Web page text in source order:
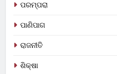
ପରମ୍ପରା
ପାଣିପାଗ
ରାଜନୀତି
ଶିକ୍ଷା